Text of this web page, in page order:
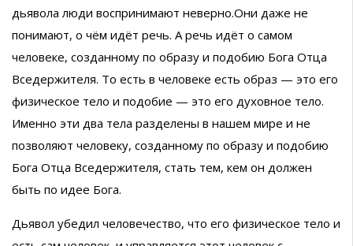
дьявола люди воспринимают неверно.Они даже не
понимают, о чём идёт речь. А речь идёт о самом
человеке, созданному по образу и подобию Бога Отца
Вседержителя. То есть в человеке есть образ — это его
физическое тело и подобие — это его духовное тело.
Именно эти два тела разделены в нашем мире и не
позволяют человеку, созданному по образу и подобию
Бога Отца Вседержителя, стать тем, кем он должен
быть по идее Бога.
Дьявол убедил человечество, что его физическое тело и